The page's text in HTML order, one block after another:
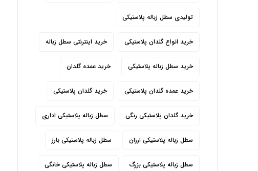
تولیدی سطل زباله پلاستیکی
خرید انواع گلدان پلاستیکی خرید اینترنتی سطل زباله
خرید سطل زباله پلاستیکی خرید عمده گلدان
خرید عمده گلدان پلاستیکی خرید گلدان پلاستیکی
خرید گلدان پلاستیکی رنگی سطل زباله پلاستیکی اداری
سطل زباله پلاستیکی ارزان سطل زباله پلاستیکی بارز
سطل زباله پلاستیکی بزرگ سطل زباله پلاستیکی خانگی